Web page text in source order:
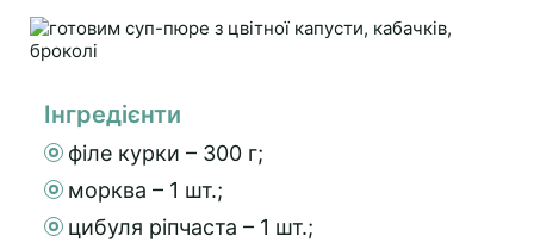
Інгредієнти
філе курки – 300 г;
морква – 1 шт.;
цибуля ріпчаста – 1 шт.;